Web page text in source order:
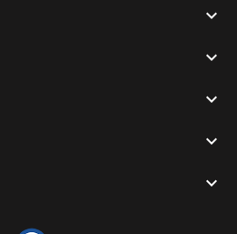




